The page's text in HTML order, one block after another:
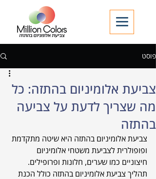
פוסט
צביעת אלומיניום בהתזה: כל
מה שצריך לדעת על צביעה
בהתזה
צביעת אלומיניום בהתזה היא שיטה מתקדמת
ופופולרית לצביעת משטחי אלומיניום
חיצוניים כמו שערים, חלונות ופרופילים.
תהליך צביעת אלומיניום בהתזה כולל הכנת